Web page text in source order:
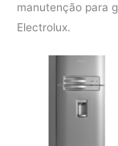
manutenção para
Electrolux.